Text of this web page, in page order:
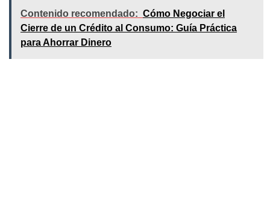
Contenido recomendado: Cómo Negociar el
Cierre de un Crédito al Consumo: Guía Práctica
para Ahorrar Dinero